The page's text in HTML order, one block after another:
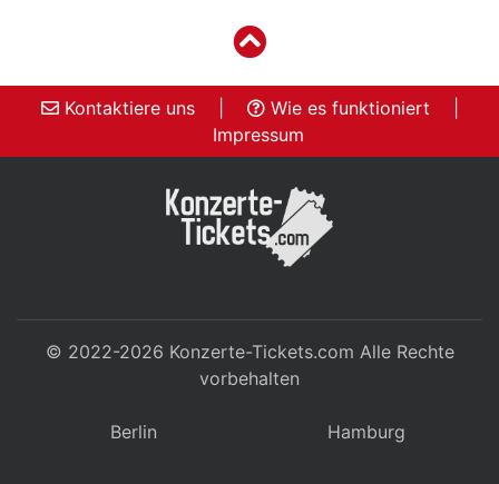
Kontaktiere uns Wie es funktioniert
Impressum
© 2022-2026 Konzerte-Tickets.com Alle Rechte
vorbehalten
Berlin Hamburg